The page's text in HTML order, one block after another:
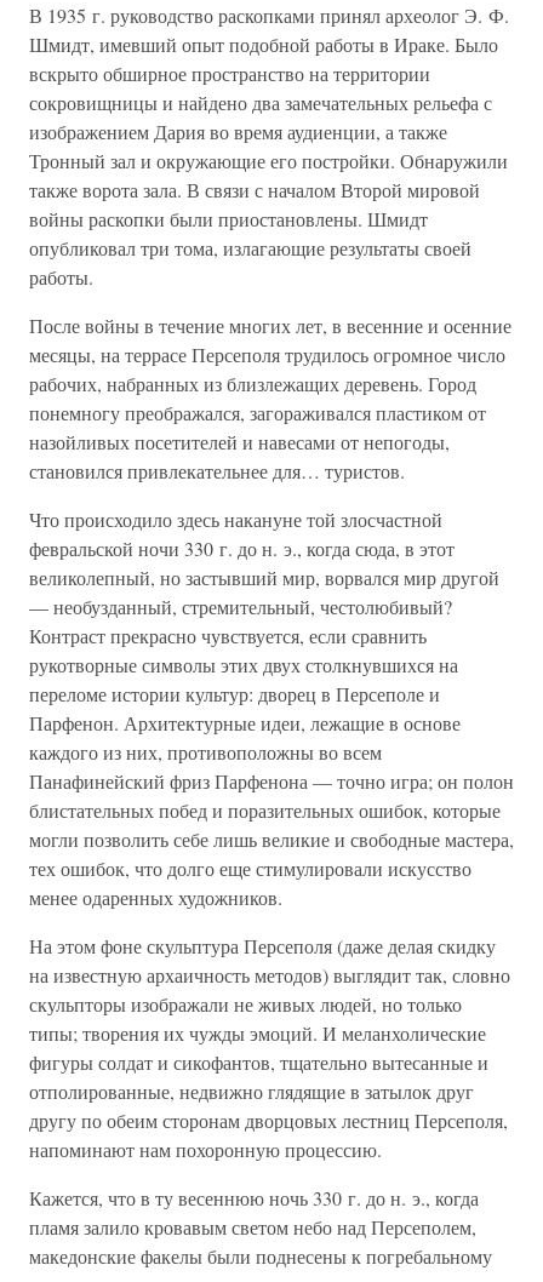
В 1935 г. руководство раскопками принял археолог Э. Ф.
Шмидт, имевший опыт подобной работы в Ираке. Было
вскрыто обширное пространство на территории
сокровищницы и найдено два замечательных рельефа с
изображением Дария во время аудиенции, а также
Тронный зал и окружающие его постройки. Обнаружили
также ворота зала. В связи с началом Второй мировой
войны раскопки были приостановлены. Шмидт
опубликовал три тома, излагающие результаты своей
работы.
После войны в течение многих лет, в весенние и осенние
месяцы, на террасе Персеполя трудилось огромное число
рабочих, набранных из близлежащих деревень. Город
понемногу преображался, загораживался пластиком от
назойливых посетителей и навесами от непогоды,
становился привлекательнее для… туристов.
Что происходило здесь накануне той злосчастной
февральской ночи 330 г. до н. э., когда сюда, в этот
великолепный, но застывший мир, ворвался мир другой
— необузданный, стремительный, честолюбивый?
Контраст прекрасно чувствуется, если сравнить
рукотворные символы этих двух столкнувшихся на
переломе истории культур: дворец в Персеполе и
Парфенон. Архитектурные идеи, лежащие в основе
каждого из них, противоположны во всем
Панафинейский фриз Парфенона — точно игра; он полон
блистательных побед и поразительных ошибок, которые
могли позволить себе лишь великие и свободные мастера,
тех ошибок, что долго еще стимулировали искусство
менее одаренных художников.
На этом фоне скульптура Персеполя (даже делая скидку
на известную архаичность методов) выглядит так, словно
скульпторы изображали не живых людей, но только
типы; творения их чужды эмоций. И меланхолические
фигуры солдат и сикофантов, тщательно вытесанные и
отполированные, недвижно глядящие в затылок друг
другу по обеим сторонам дворцовых лестниц Персеполя,
напоминают нам похоронную процессию.
Кажется, что в ту весеннюю ночь 330 г. до н. э., когда
пламя залило кровавым светом небо над Персеполем,
македонские факелы были поднесены к погребальному